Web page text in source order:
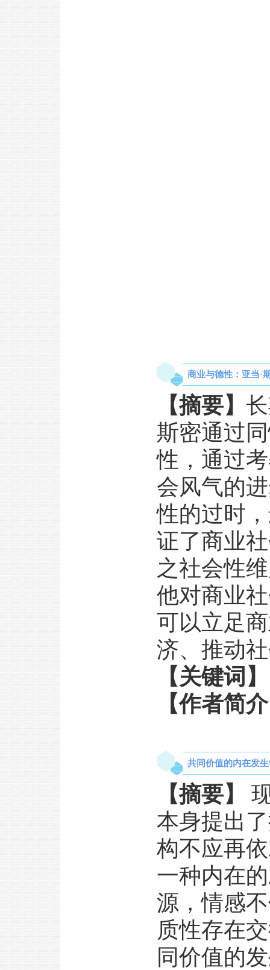
商业与德性：亚当·
【摘要】
斯密通过
性，通过
会风气的
性的过时
证了商业
之社会性
他对商业
可以立足
济、推动
【关键词】
【作者简
共同价值的内在发
【摘要】
本身提出
构不应再
一种内在
源，情感
质性存在
同价值的